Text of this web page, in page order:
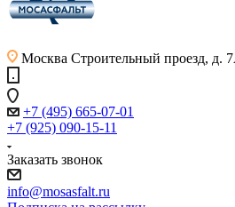
Москва Строительный проезд, д.
+7 (495) 665-07-01
+7 (925) 090-15-11
Заказать звонок
info@mosasfalt.ru